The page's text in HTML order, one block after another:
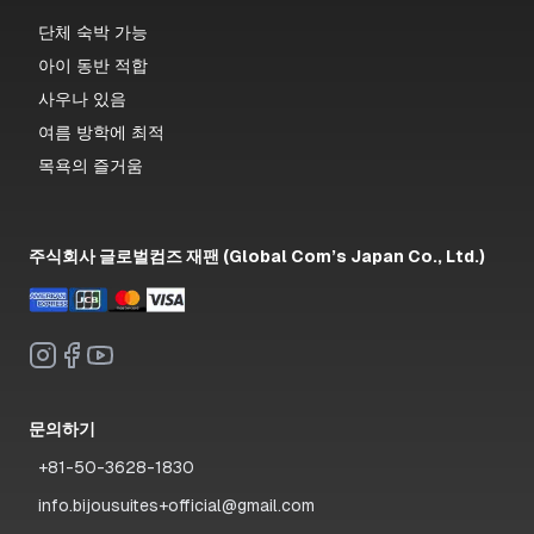
단체 숙박 가능
아이 동반 적합
사우나 있음
여름 방학에 최적
목욕의 즐거움
주식회사 글로벌컴즈 재팬 (Global Com’s Japan Co., Ltd.)
문의하기
+81-50-3628-1830
info.bijousuites+official@gmail.com